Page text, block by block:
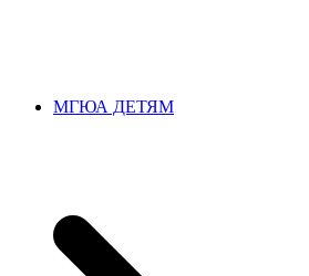
МГЮА ДЕТЯМ